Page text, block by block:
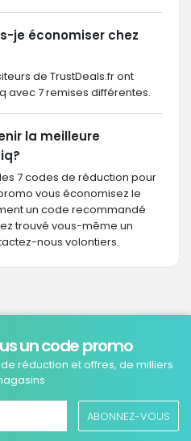
je économiser chez
de TrustDeals.fr ont
avec 7 remises différentes.
la meilleure
7 codes de réduction pour
vous économisez le
un code recommandé
trouvé vous-même un
nous volontiers.
un code promo
réduction et offres, de milliers
ABONNEZ-VOUS